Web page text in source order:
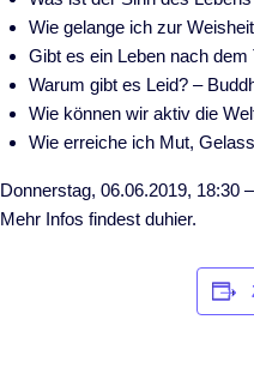
Wie gelange ich zur
Gibt es ein Leben nach
Warum gibt es Leid? –
Wie können wir aktiv die
Wie erreiche ich Mut,
Donnerstag, 06.06.2019, 18:30
Mehr Infos findest duhier.